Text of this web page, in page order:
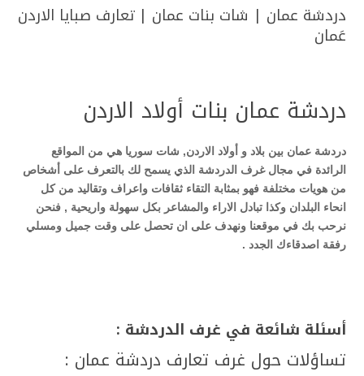
دردشة عمان | شات بنات عمان | تعارف صبايا الاردن
عَمان
دردشة عمان بنات أولاد الاردن
دردشة عمان بين بلاد و أولاد الاردن, شات سوريا هي من المواقع
الرائدة في مجال غرف الدردشة الذي يسمح لك بالتعرف على أشخاص
من هويات مختلفة فهو بمثابة التقاء ثقافات واعراف وتقاليد من كل
انحاء البلدان وكذا تبادل الاراء والمشاعر بكل سهولة واريحية , فنحن
نرحب بك في موقعنا ونهدف على ان تحصل على وقت جميل ومسلي
رفقة اصدقاءك الجدد .
أسئلة شائعة في غرف الدردشة :
تساؤلات حول غرف تعارف دردشة عمان :